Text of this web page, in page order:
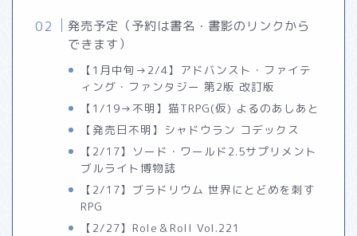
発売予定（予約は書名・書影のリンクから
できます）
【1月中旬→2/4】アドバンスト・ファイテ
ィング・ファンタジー 第2版 改訂版
【1/19→不明】猫TRPG(仮) よるのあしあと
【発売日不明】シャドウラン コデックス
【2/17】ソード・ワールド2.5サプリメント
ブルライト博物誌
【2/17】ブラドリウム 世界にとどめを刺す
RPG
【2/27】Role＆Roll Vol.221